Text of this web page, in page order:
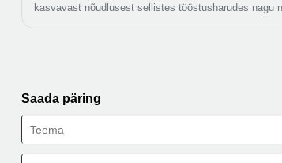
kasvavast nõudlusest sellistes tööstusharudes nagu
Saada päring